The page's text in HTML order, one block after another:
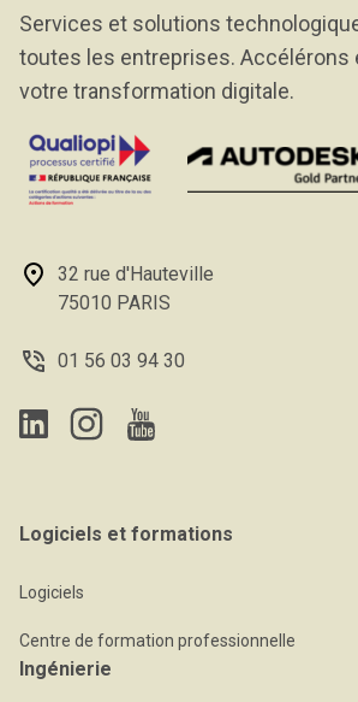
Services et solutions
toutes les entreprises. Accélérons
votre transformation digitale.
32 rue d'Hauteville
75010 PARIS
01 56 03 94 30
Logiciels et formations
Logiciels
Centre de formation professionnelle
Ingénierie